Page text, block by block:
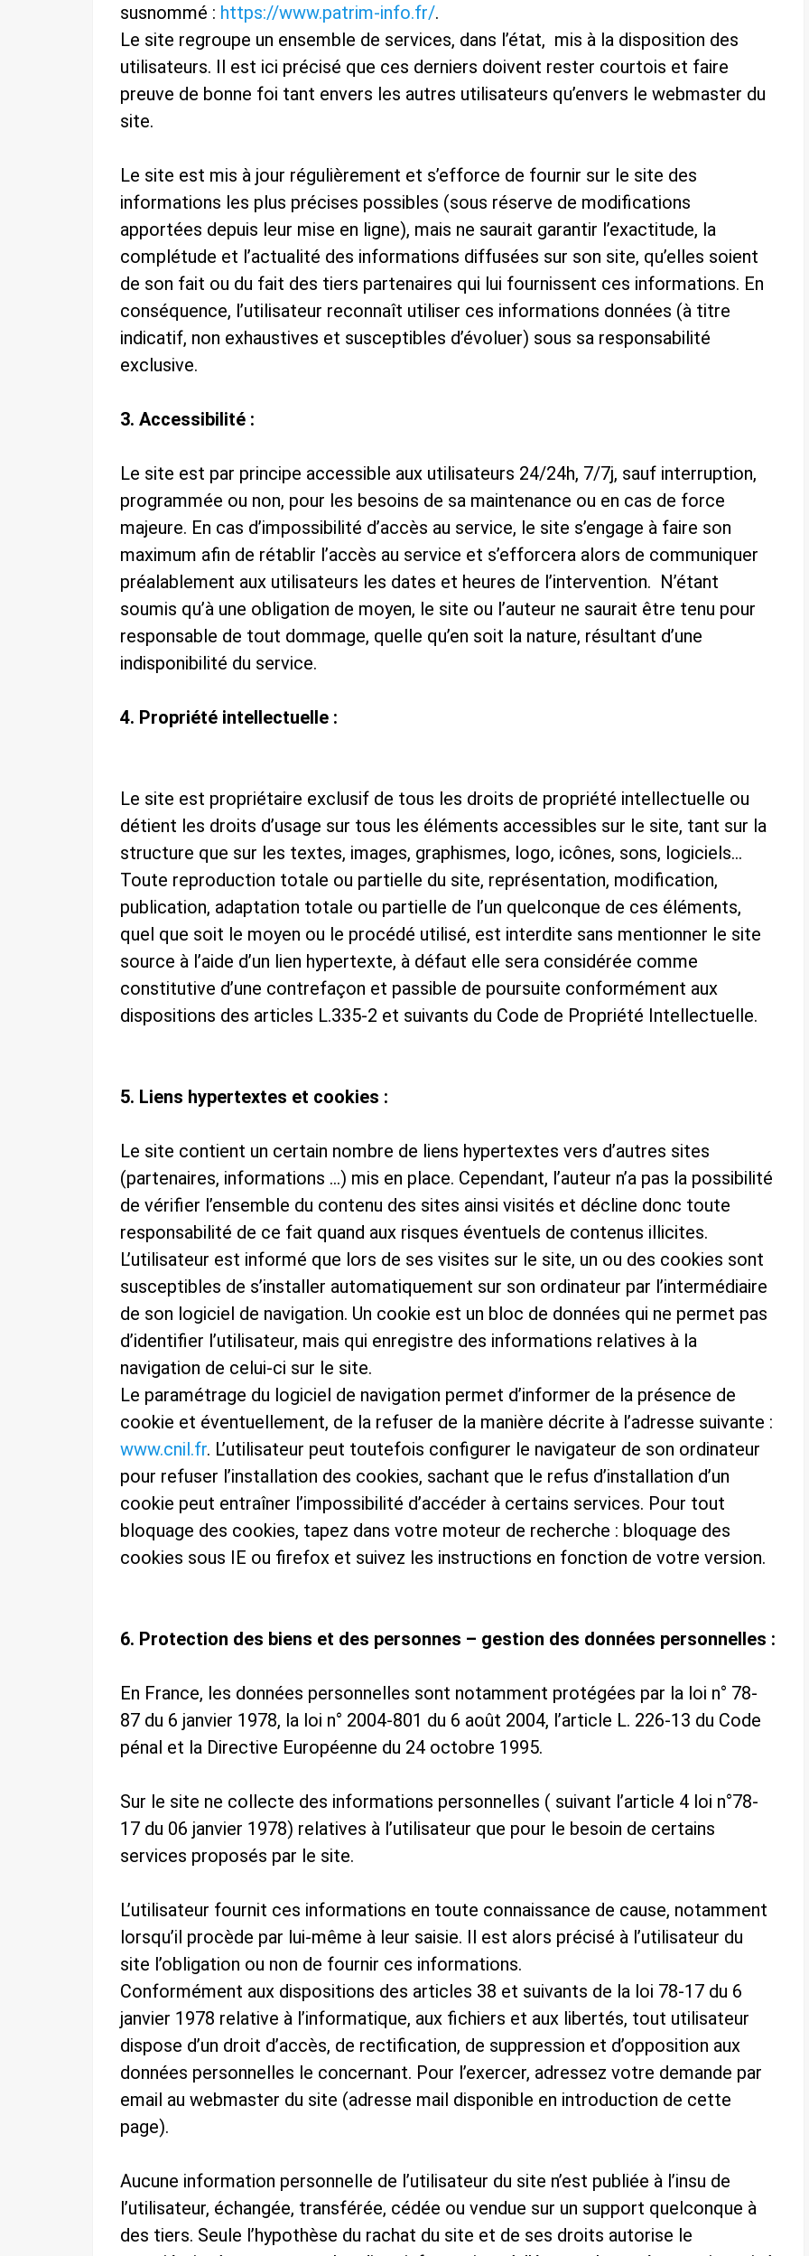
susnommé : https://www.patrim-info.fr/.
Le site regroupe un ensemble de services, dans l’état, mis à la disposition des
utilisateurs. Il est ici précisé que ces derniers doivent rester courtois et faire
preuve de bonne foi tant envers les autres utilisateurs qu’envers le webmaster du
site.
Le site est mis à jour régulièrement et s’efforce de fournir sur le site des
informations les plus précises possibles (sous réserve de modifications
apportées depuis leur mise en ligne), mais ne saurait garantir l’exactitude, la
complétude et l’actualité des informations diffusées sur son site, qu’elles soient
de son fait ou du fait des tiers partenaires qui lui fournissent ces informations. En
conséquence, l’utilisateur reconnaît utiliser ces informations données (à titre
indicatif, non exhaustives et susceptibles d’évoluer) sous sa responsabilité
exclusive.
3. Accessibilité :
Le site est par principe accessible aux utilisateurs 24/24h, 7/7j, sauf interruption,
programmée ou non, pour les besoins de sa maintenance ou en cas de force
majeure. En cas d’impossibilité d’accès au service, le site s’engage à faire son
maximum afin de rétablir l’accès au service et s’efforcera alors de communiquer
préalablement aux utilisateurs les dates et heures de l’intervention. N’étant
soumis qu’à une obligation de moyen, le site ou l’auteur ne saurait être tenu pour
responsable de tout dommage, quelle qu’en soit la nature, résultant d’une
indisponibilité du service.
4. Propriété intellectuelle :
Le site est propriétaire exclusif de tous les droits de propriété intellectuelle ou
détient les droits d’usage sur tous les éléments accessibles sur le site, tant sur la
structure que sur les textes, images, graphismes, logo, icônes, sons, logiciels…
Toute reproduction totale ou partielle du site, représentation, modification,
publication, adaptation totale ou partielle de l’un quelconque de ces éléments,
quel que soit le moyen ou le procédé utilisé, est interdite sans mentionner le site
source à l’aide d’un lien hypertexte, à défaut elle sera considérée comme
constitutive d’une contrefaçon et passible de poursuite conformément aux
dispositions des articles L.335-2 et suivants du Code de Propriété Intellectuelle.
5. Liens hypertextes et cookies :
Le site contient un certain nombre de liens hypertextes vers d’autres sites
(partenaires, informations …) mis en place. Cependant, l’auteur n’a pas la possibilité
de vérifier l’ensemble du contenu des sites ainsi visités et décline donc toute
responsabilité de ce fait quand aux risques éventuels de contenus illicites.
L’utilisateur est informé que lors de ses visites sur le site, un ou des cookies sont
susceptibles de s’installer automatiquement sur son ordinateur par l’intermédiaire
de son logiciel de navigation. Un cookie est un bloc de données qui ne permet pas
d’identifier l’utilisateur, mais qui enregistre des informations relatives à la
navigation de celui-ci sur le site.
Le paramétrage du logiciel de navigation permet d’informer de la présence de
cookie et éventuellement, de la refuser de la manière décrite à l’adresse suivante :
www.cnil.fr. L’utilisateur peut toutefois configurer le navigateur de son ordinateur
pour refuser l’installation des cookies, sachant que le refus d’installation d’un
cookie peut entraîner l’impossibilité d’accéder à certains services. Pour tout
bloquage des cookies, tapez dans votre moteur de recherche : bloquage des
cookies sous IE ou firefox et suivez les instructions en fonction de votre version.
6. Protection des biens et des personnes – gestion des données personnelles :
En France, les données personnelles sont notamment protégées par la loi n° 78-
87 du 6 janvier 1978, la loi n° 2004-801 du 6 août 2004, l’article L. 226-13 du Code
pénal et la Directive Européenne du 24 octobre 1995.
Sur le site ne collecte des informations personnelles ( suivant l’article 4 loi n°78-
17 du 06 janvier 1978) relatives à l’utilisateur que pour le besoin de certains
services proposés par le site.
L’utilisateur fournit ces informations en toute connaissance de cause, notamment
lorsqu’il procède par lui-même à leur saisie. Il est alors précisé à l’utilisateur du
site l’obligation ou non de fournir ces informations.
Conformément aux dispositions des articles 38 et suivants de la loi 78-17 du 6
janvier 1978 relative à l’informatique, aux fichiers et aux libertés, tout utilisateur
dispose d’un droit d’accès, de rectification, de suppression et d’opposition aux
données personnelles le concernant. Pour l’exercer, adressez votre demande par
email au webmaster du site (adresse mail disponible en introduction de cette
page).
Aucune information personnelle de l’utilisateur du site n’est publiée à l’insu de
l’utilisateur, échangée, transférée, cédée ou vendue sur un support quelconque à
des tiers. Seule l’hypothèse du rachat du site et de ses droits autorise le